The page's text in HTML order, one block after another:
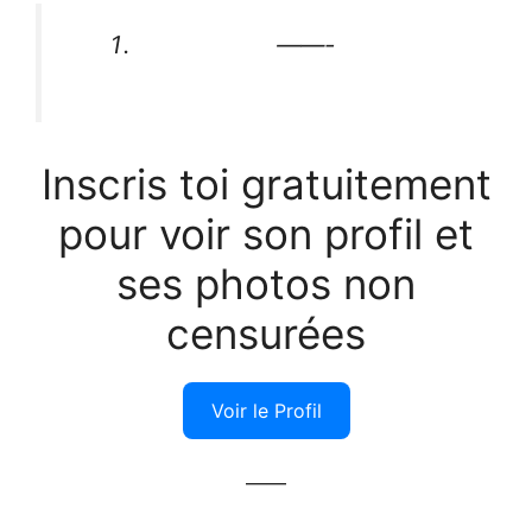
——-
Inscris toi gratuitement
pour voir son profil et
ses photos non
censurées
Voir le Profil
——